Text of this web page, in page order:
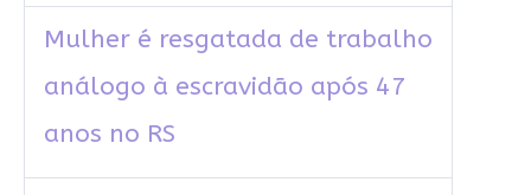
Mulher é resgatada de trabalho
análogo à escravidão após 47
anos no RS